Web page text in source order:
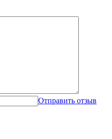
Отправить отзыв